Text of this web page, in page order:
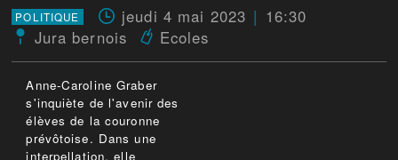
POLITIQUE jeudi 4 mai 2023
16:30
Jura bernois
Ecoles
Anne-Caroline Graber
s'inquiète de l'avenir des
élèves de la couronne
prévôtoise. Dans une
interpellation, elle